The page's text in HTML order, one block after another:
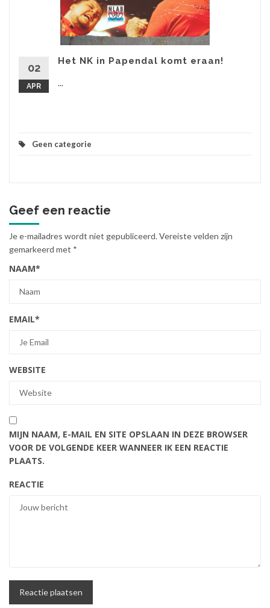
02
APR
Het NK in Papendal komt eraan!
...
Geen categorie
Geef een reactie
Je e-mailadres wordt niet gepubliceerd.Vereiste velden zijn
gemarkeerd met *
NAAM*
EMAIL*
WEBSITE
MIJN NAAM, E-MAIL EN SITE OPSLAAN IN DEZE BROWSER
VOOR DE VOLGENDE KEER WANNEER IK EEN REACTIE
PLAATS.
REACTIE